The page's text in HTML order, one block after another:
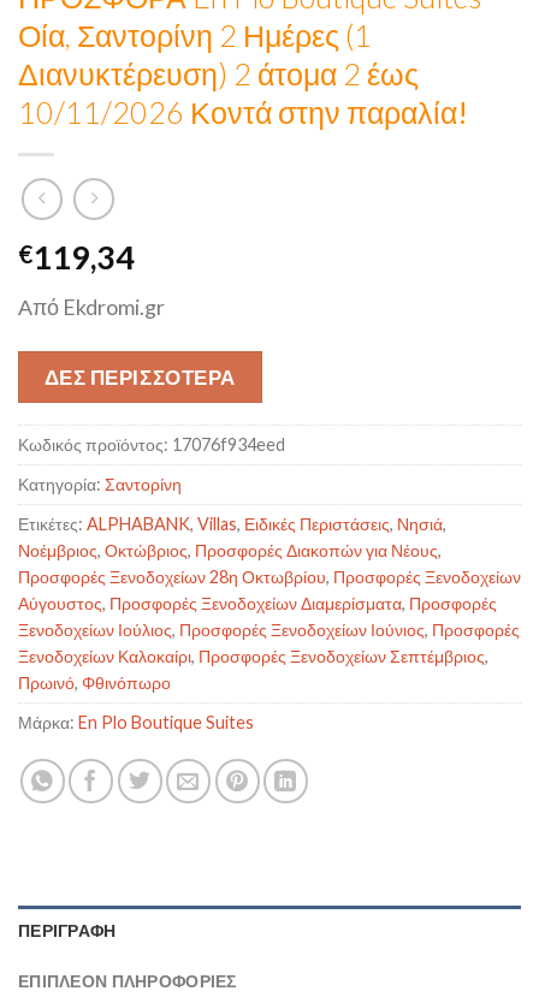
Οία, Σαντορίνη 2 Ημέρες (1
Διανυκτέρευση) 2 άτομα 2 έως
10/11/2026 Κοντά στην παραλία!
€119,34
Από Ekdromi.gr
ΔΕΣ ΠΕΡΙΣΣΟΤΕΡΑ
Κωδικός προϊόντος: 17076f934eed
Κατηγορία: Σαντορίνη
Ετικέτες: ALPHABANK, Villas, Ειδικές Περιστάσεις, Νησιά,
Νοέμβριος, Οκτώβριος, Προσφορές Διακοπών για Νέους,
Προσφορές Ξενοδοχείων 28η Οκτωβρίου, Προσφορές Ξενοδοχείων
Αύγουστος, Προσφορές Ξενοδοχείων Διαμερίσματα, Προσφορές
Ξενοδοχείων Ιούλιος, Προσφορές Ξενοδοχείων Ιούνιος, Προσφορές
Ξενοδοχείων Καλοκαίρι, Προσφορές Ξενοδοχείων Σεπτέμβριος,
Πρωινό, Φθινόπωρο
Μάρκα: En Plo Boutique Suites
ΠΕΡΙΓΡΑΦΉ
ΕΠΙΠΛΈΟΝ ΠΛΗΡΟΦΟΡΊΕΣ